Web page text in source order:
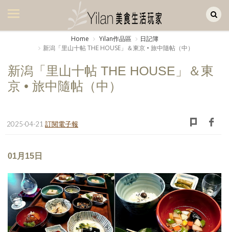
美食集
美飲集
廚房集
旅遊集
書房集
日記簿
餐桌週記
享樂隨手拍
Home Yilan作品區
日記簿
新潟「里山十帖 THE HOUSE」＆東京 • 旅中隨帖（中）
新潟「里山十帖 THE HOUSE」＆東
京 • 旅中隨帖（中）
2025-04-21 訂閱電子報
01月15日